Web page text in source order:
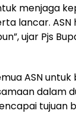
menjaga
lancar.
ujar Pjs
ASN
dalam